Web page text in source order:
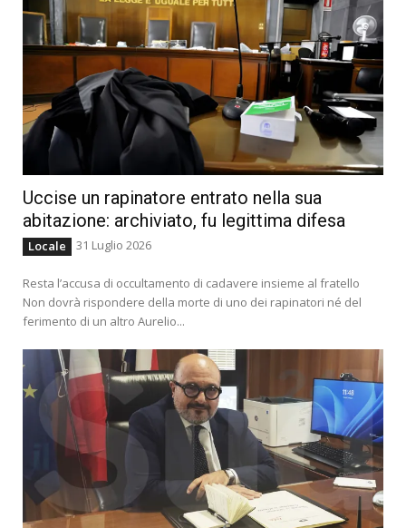
Uccise un rapinatore entrato nella sua
abitazione: archiviato, fu legittima difesa
Locale 31 Luglio 2026
Resta l’accusa di occultamento di cadavere insieme al fratello
Non dovrà rispondere della morte di uno dei rapinatori né del
ferimento di un altro Aurelio...